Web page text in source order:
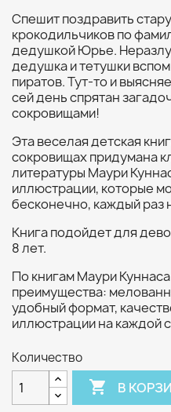
Спешит поздравить
крокодильчиков по
дедушкой Юрье.
дедушка и тетушки
пиратов. Тут-то и
сей день спрятан
сокровищами!
Эта веселая детская
сокровищах придумана
литературы Маури
иллюстрации, которые
бесконечно, каждый раз
Книга подойдет для
8 лет.
По книгам Маури
преимущества:
удобный формат,
иллюстрации на каждой
Количество
 В